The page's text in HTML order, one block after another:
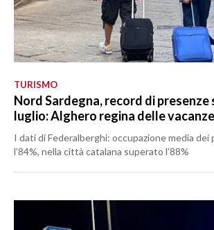
TURISMO
Nord Sardegna, record di presenze
luglio: Alghero regina delle vacanze
I dati di Federalberghi: occupazione media
l’84%, nella città catalana superato l’88%